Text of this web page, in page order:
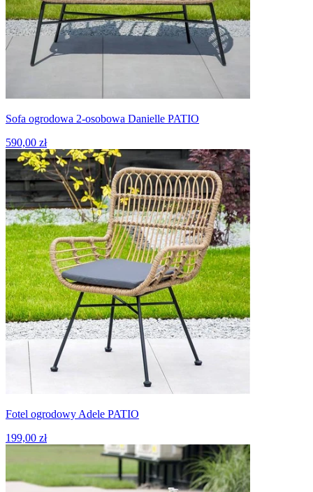
Sofa ogrodowa 2-osobowa Danielle PATIO
590,00 zł
Fotel ogrodowy Adele PATIO
199,00 zł